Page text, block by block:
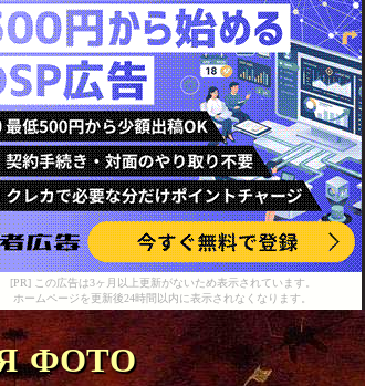
[PR] この広告は3ヶ月以上更新がないため表示されています。
ホームページを更新後24時間以内に表示されなくなります。
фото